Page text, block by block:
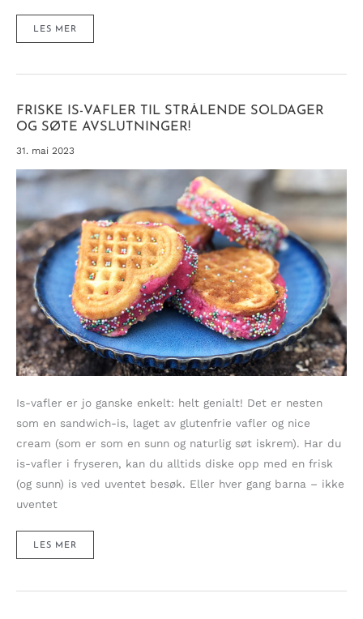
NATURLIG
KRYDDERKAKE
JUL
LES MER
FRISKE IS-VAFLER TIL STRÅLENDE SOLDAGER
OG SØTE AVSLUTNINGER!
31. mai 2023
Is-vafler er jo ganske enkelt: helt genialt! Det er nesten
som en sandwich-is, laget av glutenfrie vafler og nice
cream (som er som en sunn og naturlig søt iskrem). Har du
is-vafler i fryseren, kan du alltids diske opp med en frisk
(og sunn) is ved uventet besøk. Eller hver gang barna – ikke
uventet
FRISKE
VAFLER
OG
LES MER